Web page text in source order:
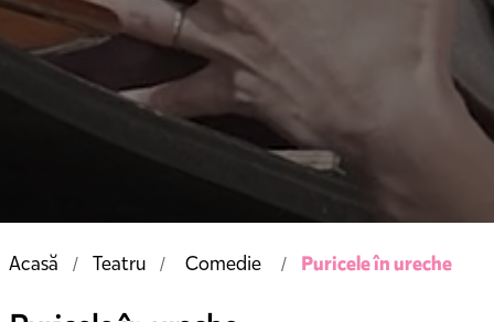
Acasă Teatru Comedie Puricele în ureche